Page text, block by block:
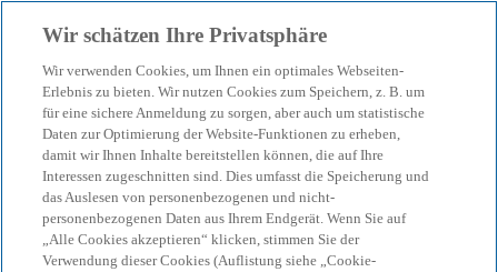
menu search
Trump setzt Deutschlands
maritime Wirtschaft unter
Handlungsdruck
Wir schätzen Ihre Privatsphäre
Wir verwenden Cookies, um Ihnen ein optimales Webseiten-
Erlebnis zu bieten. Wir nutzen Cookies zum Speichern, z. B. um
für eine sichere Anmeldung zu sorgen, aber auch um statistische
Daten zur Optimierung der Website-Funktionen zu erheben,
damit wir Ihnen Inhalte bereitstellen können, die auf Ihre
Interessen zugeschnitten sind. Dies umfasst die Speicherung und
das Auslesen von personenbezogenen und nicht-
personenbezogenen Daten aus Ihrem Endgerät. Wenn Sie auf
„Alle Cookies akzeptieren“ klicken, stimmen Sie der
Verwendung dieser Cookies (Auflistung siehe „Cookie-